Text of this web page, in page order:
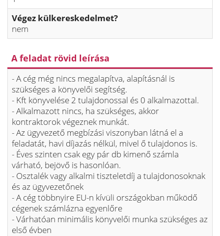
Végez külkereskedelmet?
nem
A feladat rövid leírása
- A cég még nincs megalapítva, alapításnál is
szükséges a könyvelői segítség.
- Kft könyvelése 2 tulajdonossal és 0 alkalmazottal.
- Alkalmazott nincs, ha szükséges, akkor
kontraktorok végeznek munkát.
- Az ügyvezető megbízási viszonyban látná el a
feladatát, havi díjazás nélkül, mivel ő tulajdonos is.
- Éves szinten csak egy pár db kimenő számla
várható, bejövő is hasonlóan.
- Osztalék vagy alkalmi tiszteletdíj a tulajdonosoknak
és az ügyvezetőnek
- A cég többnyire EU-n kívüli országokban működő
cégenek számlázna egyenlőre
- Várhatóan minimális könyvelői munka szükséges az
első évben